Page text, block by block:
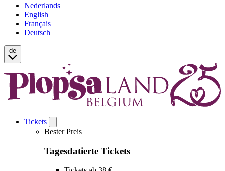
Nederlands
English
Français
Deutsch
de
Tickets
Tickets
Bester Preis
Tagesdatierte Tickets